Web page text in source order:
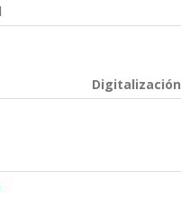
Digitalización